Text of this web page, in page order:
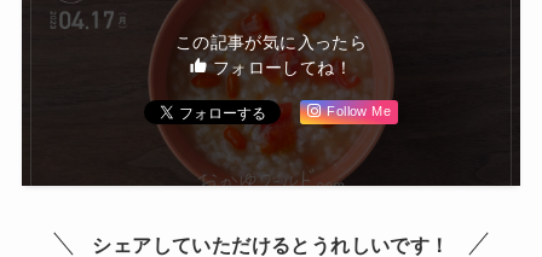
この記事が気に入ったら
フォローしてね！
Follow Me
シェアしていただけるとうれしいです！